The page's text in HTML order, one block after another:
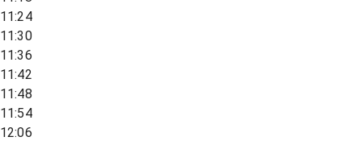
11:24
11:30
11:36
11:42
11:48
11:54
12:06